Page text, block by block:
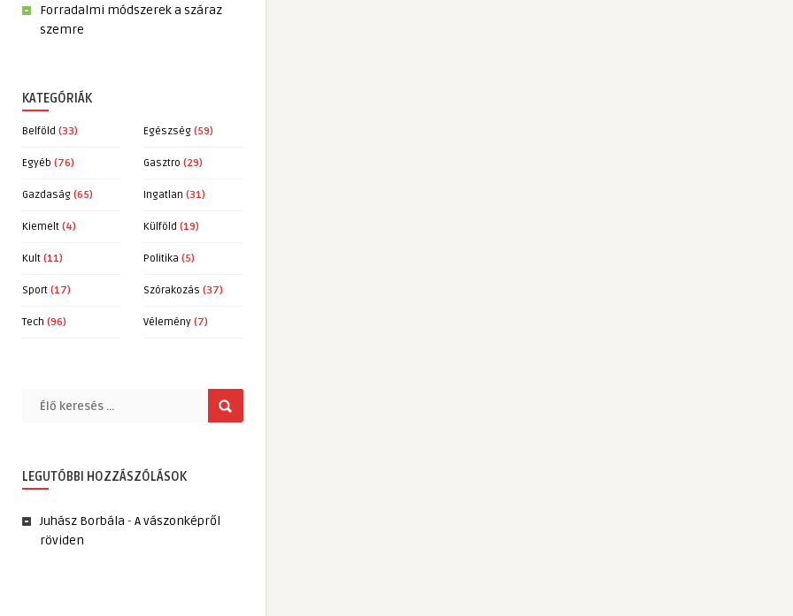
Forradalmi módszerek a száraz
szemre
KATEGÓRIÁK
Belföld (33) Egészség (59)
Egyéb (76) Gasztro (29)
Gazdaság (65) Ingatlan (31)
Kiemelt (4) Külföld (19)
Kult (11) Politika (5)
Sport (17) Szórakozás (37)
Tech (96) Vélemény (7)
LEGUTÓBBI HOZZÁSZÓLÁSOK
Juhász Borbála - A vászonképről
röviden